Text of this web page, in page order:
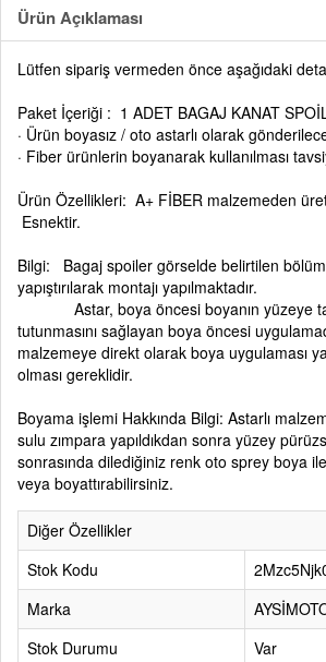
Ürün Açıklaması
Lütfen sipariş vermeden önce aşağıdaki
Paket İçeriği : 1 ADET BAGAJ KANAT
· Ürün boyasız / oto astarlı olarak
· Fiber ürünlerin boyanarak kullanılması
Ürün Özellikleri: A+ FİBER malzemeden
Esnektir.
Bilgi: Bagaj spoiler görselde belirtilen
yapıştırılarak montajı yapılmaktadır.
Astar, boya öncesi boyanın yüzeye
tutunmasını sağlayan boya öncesi
malzemeye direkt olarak boya uygulaması
olması gereklidir.
Boyama işlemi Hakkında Bilgi: Astarlı
sulu zımpara yapıldıkdan sonra yüzey
sonrasında dilediğiniz renk oto sprey boya
veya boyattırabilirsiniz.
Diğer Özellikler
Stok Kodu
Marka
Stok Durumu
Var